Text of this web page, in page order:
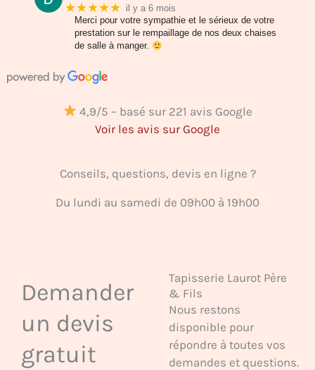
★★★★★ il y a 6 mois
Merci pour votre sympathie et le sérieux de votre
prestation sur le rempaillage de nos deux chaises
de salle à manger.
4,9/5 – basé sur 221 avis Google
Voir les avis sur Google
Conseils, questions, devis en ligne ?
Du lundi au samedi de 09h00 à 19h00
Demander
un devis
gratuit
Tapisserie Laurot Père
& Fils
Nous restons
disponible pour
répondre à toutes vos
demandes et questions.